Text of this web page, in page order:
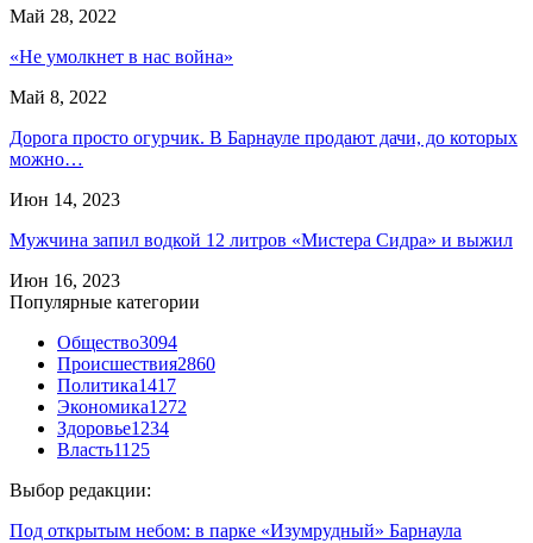
Май 28, 2022
«Не умолкнет в нас война»
Май 8, 2022
Дорога просто огурчик. В Барнауле продают дачи, до которых
можно…
Июн 14, 2023
Мужчина запил водкой 12 литров «Мистера Сидра» и выжил
Июн 16, 2023
Популярные категории
Общество3094
Происшествия2860
Политика1417
Экономика1272
Здоровье1234
Власть1125
Выбор редакции:
Под открытым небом: в парке «Изумрудный» Барнаула